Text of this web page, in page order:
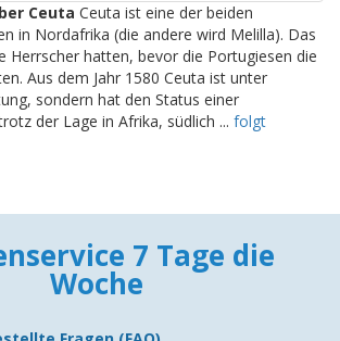
Ceuta Ceuta ist eine der beiden
in Nordafrika (die andere wird Melilla). Das
Herrscher hatten, bevor die Portugiesen die
Aus dem Jahr 1580 Ceuta ist unter
sondern hat den Status einer
der Lage in Afrika, südlich ... folgt
7 Tage die
Woche